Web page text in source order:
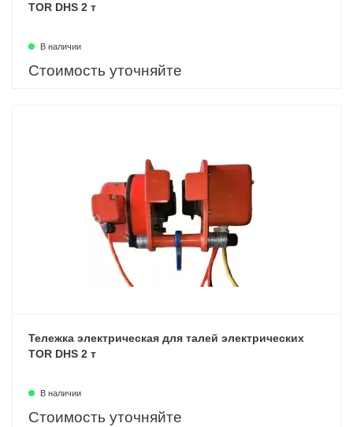
TOR DHS 2 т
В наличии
Стоимость уточняйте
Тележка электрическая для талей электрических
TOR DHS 2 т
В наличии
Стоимость уточняйте